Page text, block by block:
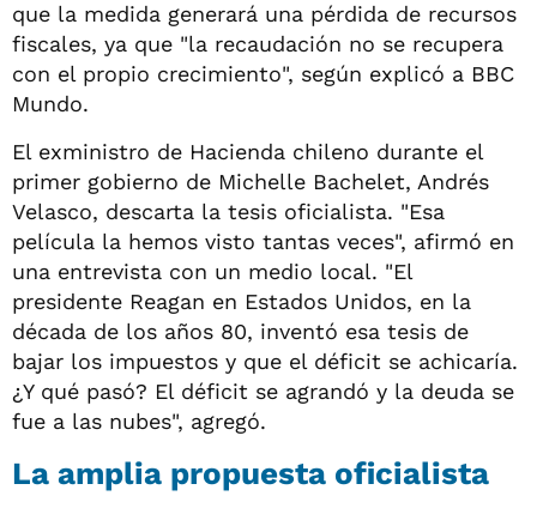
que la medida generará una pérdida de recursos
fiscales, ya que "la recaudación no se recupera
con el propio crecimiento", según explicó a BBC
Mundo.
El exministro de Hacienda chileno durante el
primer gobierno de Michelle Bachelet, Andrés
Velasco, descarta la tesis oficialista. "Esa
película la hemos visto tantas veces", afirmó en
una entrevista con un medio local. "El
presidente Reagan en Estados Unidos, en la
década de los años 80, inventó esa tesis de
bajar los impuestos y que el déficit se achicaría.
¿Y qué pasó? El déficit se agrandó y la deuda se
fue a las nubes", agregó.
La amplia propuesta oficialista